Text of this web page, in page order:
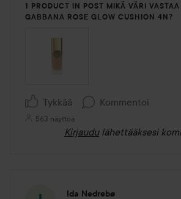
1 PRODUCT IN POST MIKÄ VÄRI
GABBANA ROSE GLOW CUSHION 4N?
Tykkää Kommentoi
563 näyttöä
Kirjaudu lähettääksesi
Ida Nedrebø